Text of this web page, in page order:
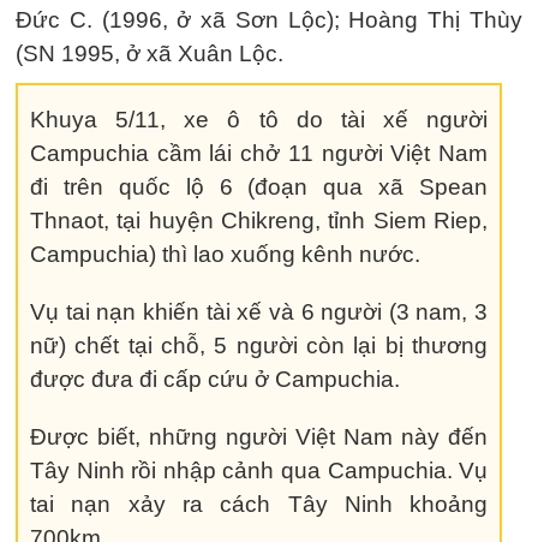
Đức C. (1996, ở xã Sơn Lộc); Hoàng Thị Thùy
(SN 1995, ở xã Xuân Lộc.
Khuya 5/11, xe ô tô do tài xế người
Campuchia cầm lái chở 11 người Việt Nam
đi trên quốc lộ 6 (đoạn qua xã Spean
Thnaot, tại huyện Chikreng, tỉnh Siem Riep,
Campuchia) thì lao xuống kênh nước.
Vụ tai nạn khiến tài xế và 6 người (3 nam, 3
nữ) chết tại chỗ, 5 người còn lại bị thương
được đưa đi cấp cứu ở Campuchia.
Được biết, những người Việt Nam này đến
Tây Ninh rồi nhập cảnh qua Campuchia. Vụ
tai nạn xảy ra cách Tây Ninh khoảng